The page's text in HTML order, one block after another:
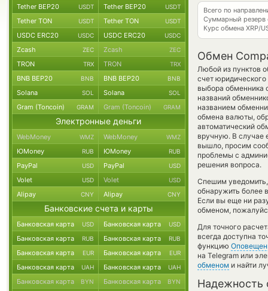
Всего по
Суммарный резерв
Курс обмена XRP/
Обмен
Любой из пунктов
счет
выбора обменника
названий
названием
обмена валюты,
автоматический
вручную. В случае
вышло, просим
проблемы с
решения вопроса.
Спешим
обнаружить более
Если вы еще ни
обменом,
Для точного
всегда доступна
функцию
на Telegram или
обменом и найти
Надежность
Tether BEP20 USDT Tether BEP20 USDT
Tether TON USDT Tether TON USDT
USDC ERC20 USDC USDC ERC20 USDC
Zcash ZEC Zcash ZEC
TRON TRX TRON TRX
BNB BEP20 BNB BNB BEP20 BNB
Solana SOL Solana SOL
Gram (Toncoin) GRAM Gram (Toncoin) GRAM
Электронные деньги
WebMoney WMZ WebMoney WMZ
ЮMoney RUB ЮMoney RUB
PayPal USD PayPal USD
Volet USD Volet USD
Alipay CNY Alipay CNY
Банковские счета и карты
Банковская карта USD Банковская карта USD
Банковская карта RUB Банковская карта RUB
Банковская карта EUR Банковская карта EUR
Банковская карта UAH Банковская карта UAH
Банковская карта BYN Банковская карта BYN